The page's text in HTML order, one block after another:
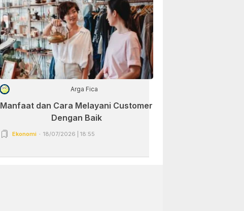
Arga Fica
Manfaat dan Cara Melayani Customer
Dengan Baik
Ekonomi 18/07/2026 | 18:55